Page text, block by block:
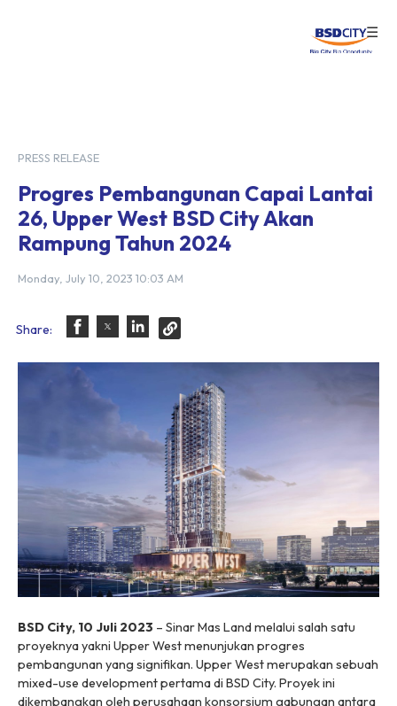
☰
PRESS RELEASE
Progres Pembangunan Capai Lantai
26, Upper West BSD City Akan
Rampung Tahun 2024
Monday, July 10, 2023 10:03 AM
Share:
BSD City, 10 Juli 2023 – Sinar Mas Land melalui salah satu
proyeknya yakni Upper West menunjukan progres
pembangunan yang signifikan. Upper West merupakan sebuah
mixed-use development pertama di BSD City. Proyek ini
dikembangkan oleh perusahaan konsorsium gabungan antara